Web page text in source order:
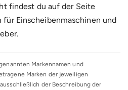
findest du auf der Seite
Einscheibenmaschinen und
.
Markennamen und
Marken der jeweiligen
der Beschreibung der